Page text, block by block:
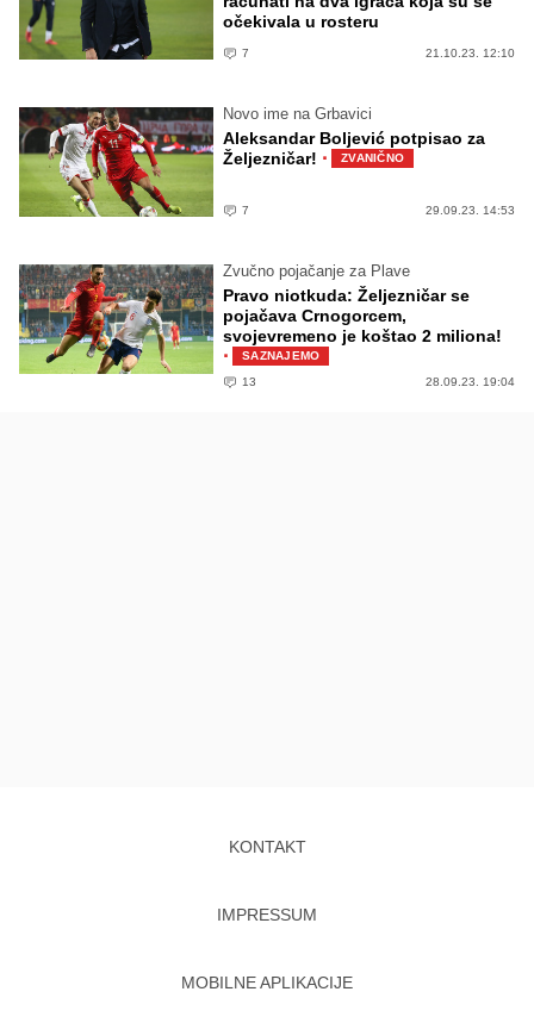
očekivala u rosteru
7 21.10.23. 12:10
Novo ime na Grbavici
Aleksandar Boljević potpisao za
Željezničar! · ZVANIČNO
7 29.09.23. 14:53
Zvučno pojačanje za Plave
Pravo niotkuda: Željezničar se
pojačava Crnogorcem,
svojevremeno je koštao 2 miliona!
·
SAZNAJEMO
13
28.09.23. 19:04
KONTAKT
IMPRESSUM
MOBILNE APLIKACIJE